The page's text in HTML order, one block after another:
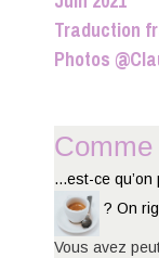
Traduction
Photos
...est-ce
? On
Vous avez